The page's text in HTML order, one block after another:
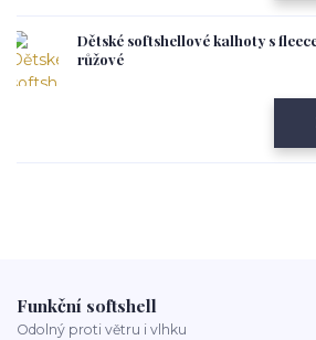
Dětské softshellové kalhoty s
růžové
Funkční softshell
Odolný proti větru i vlhku